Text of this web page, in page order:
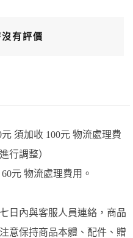
有評價
須加收 100元 物流處理費
行調整）
元 物流處理費用。
日內與客服人員連絡，商品
意保持商品本體、配件、贈